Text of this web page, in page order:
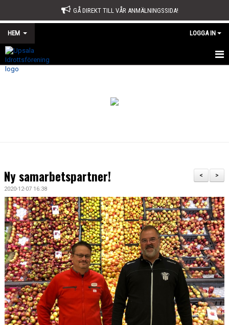
GÅ DIREKT TILL VÅR ANMÄLNINGSSIDA!
HEM LOGGA IN
START
ÅRSMÖTE
ÅRSBERÄTTELSE OCH VERKSAMHETSPLAN
BÖRJA TRÄNA FRIIDROTT
FAQ
MEDLEMSINFO
ARRANGEMANG
FUNKTIONÄRSINFO
>
<
Ny samarbetspartner!
2020-12-07 16:38